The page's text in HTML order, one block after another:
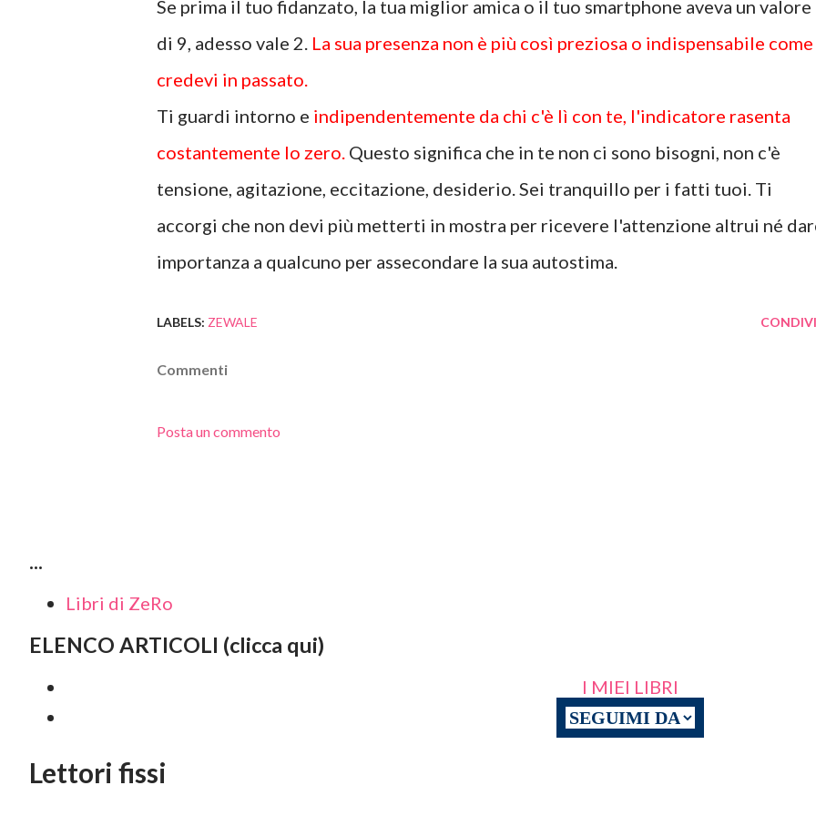
Se prima il tuo fidanzato, la tua miglior amica o il tuo smartphone aveva un valore
di 9, adesso vale 2. La sua presenza non è più così preziosa o indispensabile come
credevi in passato.
Ti guardi intorno e indipendentemente da chi c'è lì con te, l'indicatore rasenta
costantemente lo zero. Questo significa che in te non ci sono bisogni, non c'è
tensione, agitazione, eccitazione, desiderio. Sei tranquillo per i fatti tuoi. Ti
accorgi che non devi più metterti in mostra per ricevere l'attenzione altrui né
importanza a qualcuno per assecondare la sua autostima.
LABELS: ZEWALE
Commenti
Posta un commento
...
Libri di ZeRo
ELENCO ARTICOLI (clicca qui)
I MIEI LIBRI
Lettori fissi